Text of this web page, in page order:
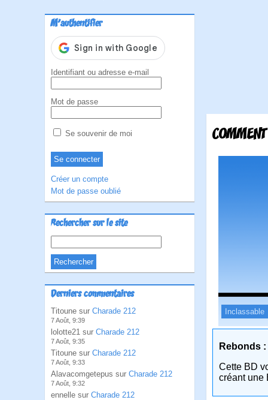
M'authentifier
Identifiant ou adresse e-mail
Mot de passe
Se souvenir de moi
Créer un compte
Mot de passe oublié
Rechercher sur le site
Derniers commentaires
Titoune sur Charade 212
7 Août, 9:39
lolotte21 sur Charade 212
7 Août, 9:35
Titoune sur Charade 212
7 Août, 9:33
Alavacomgetepus sur Charade 212
7 Août, 9:32
ennelle sur Charade 212
Inclassable
Rebonds :
Cette BD
créant une